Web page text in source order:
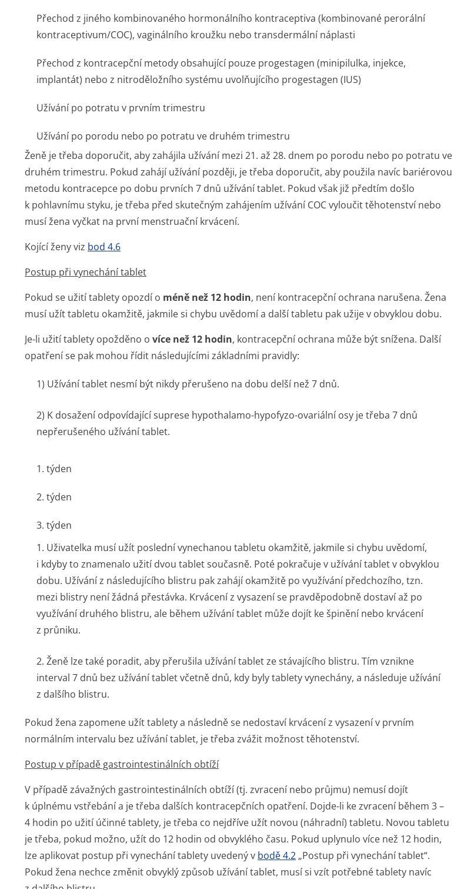
Přechod z jiného kombinovaného hormonálního kontraceptiva (kombinované perorální
kontraceptivum/COC), vaginálního kroužku nebo transdermální náplasti
Přechod z kontracepční metody obsahující pouze progestagen (minipilulka, injekce,
implantát) nebo z nitroděložního systému uvolňujícího progestagen (IUS)
Užívání po potratu v prvním trimestru
Užívání po porodu nebo po potratu ve druhém trimestru
Ženě je třeba doporučit, aby zahájila užívání mezi 21. až 28. dnem po porodu nebo po potratu ve
druhém trimestru. Pokud zahájí užívání později, je třeba doporučit, aby použila navíc bariérovou
metodu kontracepce po dobu prvních 7 dnů užívání tablet. Pokud však již předtím došlo
k pohlavnímu styku, je třeba před skutečným zahájením užívání COC vyloučit těhotenství nebo
musí žena vyčkat na první menstruační krvácení.
Kojící ženy viz bod 4.6
Postup při vynechání tablet
Pokud se užití tablety opozdí o méně než 12 hodin, není kontracepční ochrana narušena. Žena
musí užít tabletu okamžitě, jakmile si chybu uvědomí a další tabletu pak užije v obvyklou dobu.
Je-li užití tablety opožděno o více než 12 hodin, kontracepční ochrana může být snížena. Další
opatření se pak mohou řídit následujícími základními pravidly:
1) Užívání tablet nesmí být nikdy přerušeno na dobu delší než 7 dnů.
2) K dosažení odpovídající suprese hypothalamo-hypofyzo-ovariální osy je třeba 7 dnů
nepřerušeného užívání tablet.
1. týden
2. týden
3. týden
1. Uživatelka musí užít poslední vynechanou tabletu okamžitě, jakmile si chybu uvědomí,
i kdyby to znamenalo užití dvou tablet současně. Poté pokračuje v užívání tablet v obvyklou
dobu. Užívání z následujícího blistru pak zahájí okamžitě po využívání předchozího, tzn.
mezi blistry není žádná přestávka. Krvácení z vysazení se pravděpodobně dostaví až po
využívání druhého blistru, ale během užívání tablet může dojít ke špinění nebo krvácení
z průniku.
2. Ženě lze také poradit, aby přerušila užívání tablet ze stávajícího blistru. Tím vznikne
interval 7 dnů bez užívání tablet včetně dnů, kdy byly tablety vynechány, a následuje užívání
z dalšího blistru.
Pokud žena zapomene užít tablety a následně se nedostaví krvácení z vysazení v prvním
normálním intervalu bez užívání tablet, je třeba zvážit možnost těhotenství.
Postup v případě gastrointesti­nálních obtíží
V případě závažných gastrointesti­nálních obtíží (tj. zvracení nebo průjmu) nemusí dojít
k úplnému vstřebání a je třeba dalších kontracepčních opatření. Dojde-li ke zvracení během 3 –
4 hodin po užití účinné tablety, je třeba co nejdříve užít novou (náhradní) tabletu. Novou tabletu
je třeba, pokud možno, užít do 12 hodin od obvyklého času. Pokud uplynulo více než 12 hodin,
lze aplikovat postup při vynechání tablety uvedený v bodě 4.2 „Postup při vynechání tablet“.
Pokud žena nechce změnit obvyklý způsob užívání tablet, musí si vzít potřebné tablety navíc